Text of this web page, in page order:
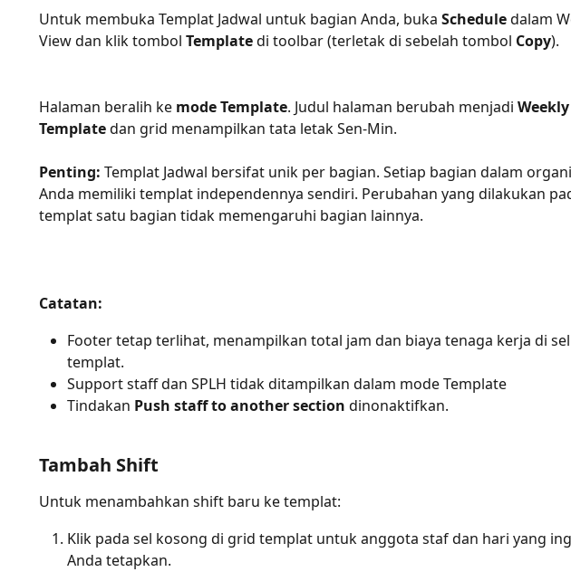
Untuk membuka Templat Jadwal untuk bagian Anda, buka Schedule dalam
View dan klik tombol Template di toolbar (terletak di sebelah tombol Copy).
Halaman beralih ke mode Template. Judul halaman berubah menjadi Weekly
Template dan grid menampilkan tata letak Sen-Min.
Penting: Templat Jadwal bersifat unik per bagian. Setiap bagian dalam
Anda memiliki templat independennya sendiri. Perubahan yang dilakukan
templat satu bagian tidak memengaruhi bagian lainnya.
Catatan:
Footer tetap terlihat, menampilkan total jam dan biaya tenaga kerja di
templat.
Support staff dan SPLH tidak ditampilkan dalam mode Template
Tindakan Push staff to another section dinonaktifkan.
Tambah Shift
Untuk menambahkan shift baru ke templat:
Klik pada sel kosong di grid templat untuk anggota staf dan hari yang
Anda tetapkan.